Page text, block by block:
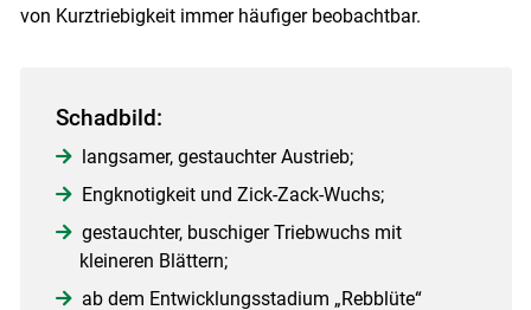
von Kurztriebigkeit immer häufiger beobachtbar.
Schadbild:
langsamer, gestauchter Austrieb;
Engknotigkeit und Zick-Zack-Wuchs;
gestauchter, buschiger Triebwuchs mit
kleineren Blättern;
ab dem Entwicklungsstadium „Rebblüte“